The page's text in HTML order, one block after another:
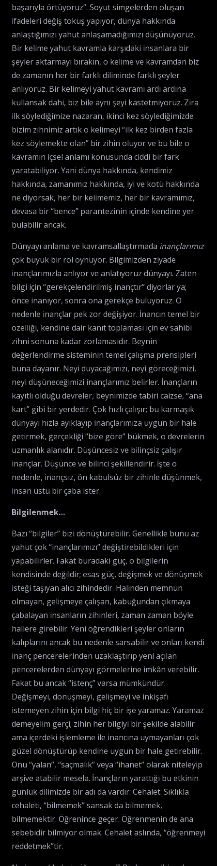
başarıyla örtüyoruz”. Soyut simgelerden oluşan
ifadeleri değiş tokuş yapıyor, dünya hakkında
anlaştığımızı yahut anlaşamadığımızı düşünüyoruz.
Bir kelime yahut kavramla karşıdaki insanlara bir
şeyler aktarmayı bırakın, o kelime ve kavramdan biz
de zamanın her bir farklı diliminde farklı şeyler
anlıyoruz. Bir kelimeyi yahut kavramı ardı ardına
kullansak dahi, biz bile aynı şeyi kastetmiyoruz. Zira
ilk söylediğimize nazaran, ikinci kez söylediğimizde
bizim zihnimiz artık o kelimeyi “ilk kez birden fazla
kez söylemekte olan” bir zihin oluyor ve bu bile o
kavramın içsel anlamı konusunda ciddi bir fark
yaratabiliyor. Yani dünya hakkında, kendimiz
hakkında, zamanımız hakkında, iyi ve kotü hakkında
ne diyorsak, her bir kelimemiz, her bir kavramımız,
devasa bir “bence” parantezinin içinde kendine yer
bulabilir ancak.
Dünyayı anlama ve kavramsallaştırmada inançlarımız
çok büyük bir rol oynuyor. Bilgimizden ziyade
inançlarımızla anlıyor ve anlatıyoruz dünyayı. Zaten
bilgi için “gerekçelendirilmiş inançtır” diyorlar ya;
önce inanıyor, sonra ona gerekçe buluyoruz. O
nedenle inançlar pek zor değişiyor. İnancın temel bir
özelliği, kendine dair kanıt toplaması için ev sahibi
zihni sonuna kadar zorlamasıdır. Beynin
değerlendirme sisteminin temel çalışma prensipleri
buna dayanır. Neyi duyacağımızı, neyi göreceğimizi,
neyi düşüneceğimizi inançlarımız belirler. İnançların
kayıtlı olduğu devreler, beynimizde tabiri caizse, “ana
kart” gibi bir yerdedir. Çok hızlı çalışır; bu karmaşık
dünyayı hızla ayıklayıp inançlarımıza uygun bir hale
getirmek, gerçekliği “bize göre” bükmek, o devrelerin
uzmanlık alanıdır. Düşüncesiz ve bilinçsiz çalışır
inançlar. Düşünce ve bilinci şekillendirir. İşte o
nedenle, inançsız, ön kabulsüz bir zihinle düşünmek,
insan üstü bir çaba ister.
Bilgilenmek…
Bazı “bilgiler” bizi dönüştürebilir. Genellikle bunu az
yahut çok “inançlarımızı” değiştirebildikleri için
yapabilirler. Fakat buradaki güç, o bilgilerin
kendisinde değildir; esas güç, değişmek ve dönüşmek
isteği taşıyan alıcı zihindedir. Halinden memnun
olmayan, gelişmeye çalışan, kabuğundan çıkmaya
çabalayan insanların zihinleri, zaman zaman böyle
hallere girebilir. Yeni öğrendikleri şeyler onların
kalıplarını ancak bu nedenle sarsabilir ve onları kendi
inanç pencerelerinden uzaklaştırıp yeni açılan
pencerelerden dünyayı görmelerine imkân verebilir.
Fakat bu ancak “istenç” varsa mümkündür.
Değişmeyi, dönüşmeyi, gelişmeyi ve inkişafı
istemeyen zihin için bilgi hiç bir işe yaramaz. Yaramaz
demeyelim gerçi; zihin her bilgiyi bir şekilde alabilir
ama içerdeki işlemleme ile inancına uymayanları çok
güzel dönüştürüp kendine uygun bir hale getirebilir.
Onu “yalan”, “saçmalık” veya “ihanet” olarak niteleyip
arşive atabilir mesela. İnançların yarattığı bu etkinin
günlük dilimizde bir adı da vardır: Cehalet. Sıklıkla
cehaleti, “bilmemek” sansak da bilmemek,
bilmemektir. Öğrenince geçer. Öğrenmenin de ana
sebebidir bilmiyor olmak. Cehalet aslında, “öğrenmeyi
reddetmek”tir.